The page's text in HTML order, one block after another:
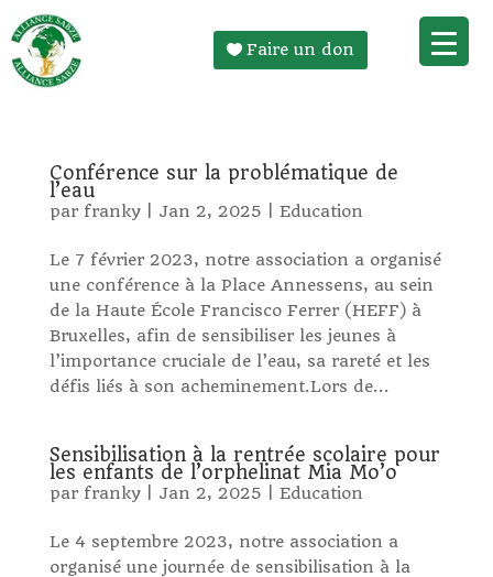
Faire un don
Conférence sur la problématique de
l’eau
par franky| Jan 2, 2025 Education
Le 7 février 2023, notre association a organisé
une conférence à la Place Annessens, au sein
de la Haute École Francisco Ferrer (HEFF) à
Bruxelles, afin de sensibiliser les jeunes à
l’importance cruciale de l’eau, sa rareté et les
défis liés à son acheminement.Lors de...
Sensibilisation à la rentrée scolaire pour
les enfants de l’orphelinat Mia Mo’o
par franky| Jan 2, 2025 Education
Le 4 septembre 2023, notre association a
organisé une journée de sensibilisation à la